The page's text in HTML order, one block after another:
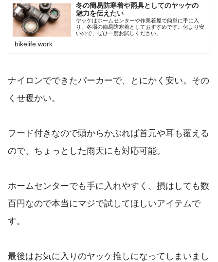
冬の簡易防寒着や雨具としてのヤッケの
魅力を伝えたい
ヤッケはホームセンターや作業着屋で簡単に手に入
り、冬場の簡易防寒着としておすすめです。何より安
いので、ぜひ一度お試しください。
bikelife.work
ナイロンでできたパーカーで、とにかく安い。その
くせ暖かい。
フード付きなので頭からかぶれば首元や耳も覆える
ので、ちょっとした雨天にも対応可能。
ホームセンターでも手に入れやすく、損はしても数
百円なので本当にマジで試してほしいアイテムで
す。
最後はお気に入りのヤッケ推しになってしまいまし